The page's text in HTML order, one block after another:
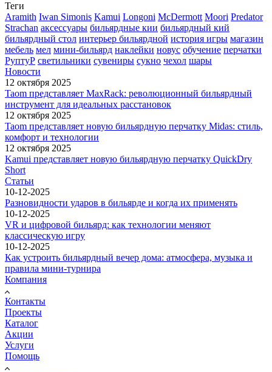
Теги
Aramith Iwan Simonis Kamui Longoni McDermott Moori Predator
Strachan аксессуары бильярдные кии бильярдный кий
бильярдный стол интерьер бильярдной история игры магазин
мебель мел мини-бильярд наклейки новус обучение перчатки
РуптуР светильники сувениры сукно чехол шары
Новости
12 октября 2025
Taom представляет MaxRack: революционный бильярдный
инструмент для идеальных расстановок
12 октября 2025
Taom представляет новую бильярдную перчатку Midas: стиль,
комфорт и технологии
12 октября 2025
Kamui представляет новую бильярдную перчатку QuickDry
Short
Статьи
10-12-2025
Разновидности ударов в бильярде и когда их применять
10-12-2025
VR и цифровой бильярд: как технологии меняют
классическую игру
10-12-2025
Как устроить бильярдный вечер дома: атмосфера, музыка и
правила мини-турнира
Компания
Контакты
Проекты
Каталог
Акции
Услуги
Помощь